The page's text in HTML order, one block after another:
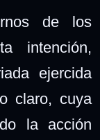
de los
intención,
ejercida
claro, cuya
la acción